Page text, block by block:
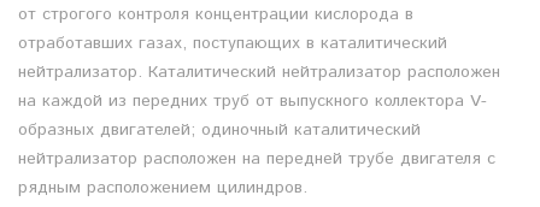
от строгого контроля концентрации кислорода в
отработавших газах, поступающих в каталитический
нейтрализатор. Каталитический нейтрализатор расположен
на каждой из передних труб от выпускного коллектора V-
образных двигателей; одиночный каталитический
нейтрализатор расположен на передней трубе двигателя с
рядным расположением цилиндров.